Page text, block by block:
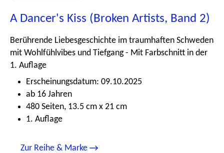
A Dancer's Kiss (Broken Artists, Band 2)
Berührende Liebesgeschichte im traumhaften Schweden
mit Wohlfühlvibes und Tiefgang - Mit Farbschnitt in der
1. Auflage
Erscheinungsdatum: 09.10.2025
ab 16 Jahren
480 Seiten, 13.5 cm x 21 cm
1. Auflage
Zur Reihe & Marke